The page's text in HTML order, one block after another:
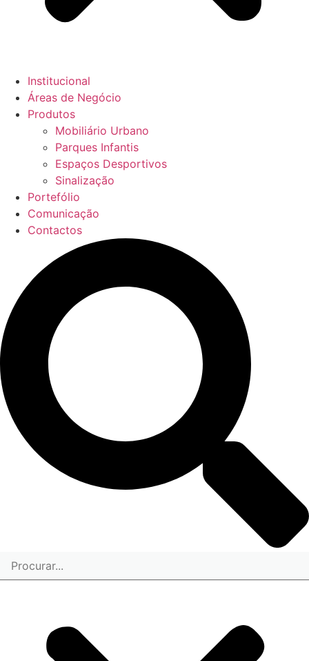
Institucional
Áreas de Negócio
Produtos
Mobiliário Urbano
Parques Infantis
Espaços Desportivos
Sinalização
Portefólio
Comunicação
Contactos